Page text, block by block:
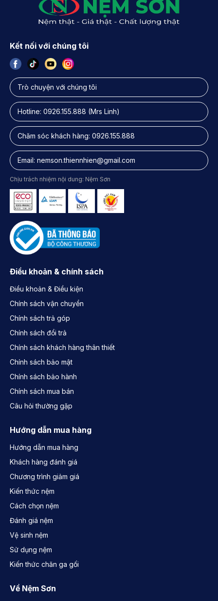
Kết nối với chúng tôi
Trò chuyện với chúng tôi
Hotline: 0926.155.888 (Mrs Linh)
Chăm sóc khách hàng: 0926.155.888
Email: nemson.thiennhien@gmail.com
Chịu trách nhiệm nội dung: Nệm Sơn
Điều khoản & chính sách
Điều khoản & Điều kiện
Chính sách vận chuyển
Chính sách trả góp
Chính sách đổi trả
Chính sách khách hàng thân thiết
Chính sách bảo mật
Chính sách bảo hành
Chính sách mua bán
Câu hỏi thường gặp
Hướng dẫn mua hàng
Hướng dẫn mua hàng
Khách hàng đánh giá
Chương trình giảm giá
Kiến thức nệm
Cách chọn nệm
Đánh giá nệm
Vệ sinh nệm
Sử dụng nệm
Kiến thức chăn ga gối
Về Nệm Sơn